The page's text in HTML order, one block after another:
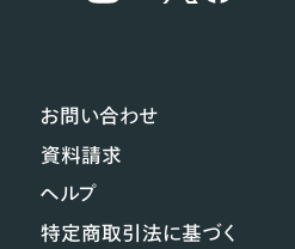
お問い合わせ
資料請求
ヘルプ
特定商取引法に基づく